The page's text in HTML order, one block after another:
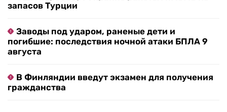
запасов Турции
Заводы под ударом, раненые дети и
погибшие: последствия ночной атаки БПЛА 9
августа
В Финляндии введут экзамен для получения
гражданства